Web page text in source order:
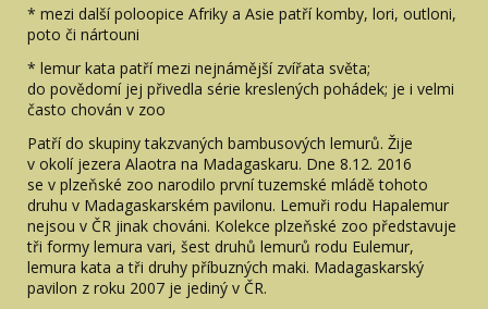
* mezi další poloopice Afriky a Asie patří komby, lori, outloni,
poto či nártouni
* lemur kata patří mezi nejnámější zvířata světa;
do povědomí jej přivedla série kreslených pohádek; je i velmi
často chován v zoo
Patří do skupiny takzvaných bambusových lemurů. Žije
v okolí jezera Alaotra na Madagaskaru. Dne 8.12. 2016
se v plzeňské zoo narodilo první tuzemské mládě tohoto
druhu v Madagaskarském pavilonu. Lemuři rodu Hapalemur
nejsou v ČR jinak chováni. Kolekce plzeňské zoo představuje
tři formy lemura vari, šest druhů lemurů rodu Eulemur,
lemura kata a tři druhy příbuzných maki. Madagaskarský
pavilon z roku 2007 je jediný v ČR.